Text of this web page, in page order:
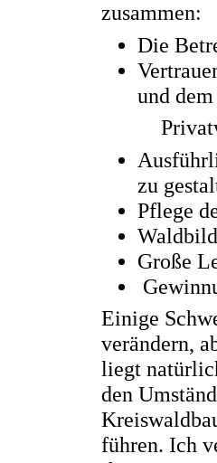
zusammen:
Die
und dem
zu
Pflege
Große
Einige
verändern,
liegt
den
führen. Ich